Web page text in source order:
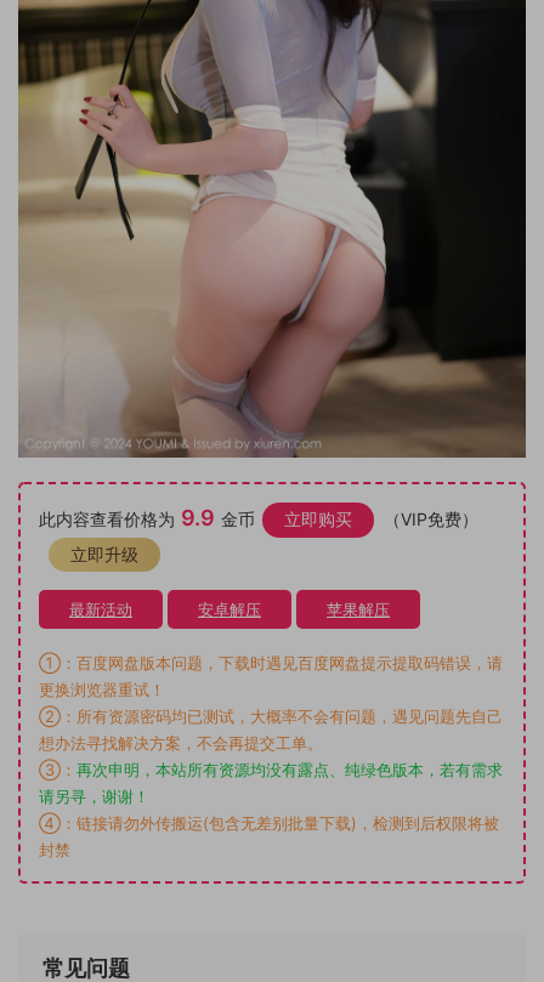
此内容查看价格为 9.9 金币 立即购买
（VIP免费）
立即升级
最新活动 安卓解压 苹果解压
①：百度网盘版本问题，下载时遇见百度网盘提示提取码错误，请
更换浏览器重试！
②：所有资源密码均已测试，大概率不会有问题，遇见问题先自己
想办法寻找解决方案，不会再提交工单。
③： 再次申明，本站所有资源均没有露点、纯绿色版本，若有需求
请另寻，谢谢！
④：链接请勿外传搬运(包含无差别批量下载)，检测到后权限将被
封禁
常见问题